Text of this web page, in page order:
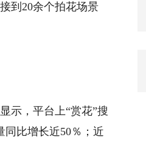
到20余个拍花场景
示，平台上“赏花”搜
同比增长近50％；近